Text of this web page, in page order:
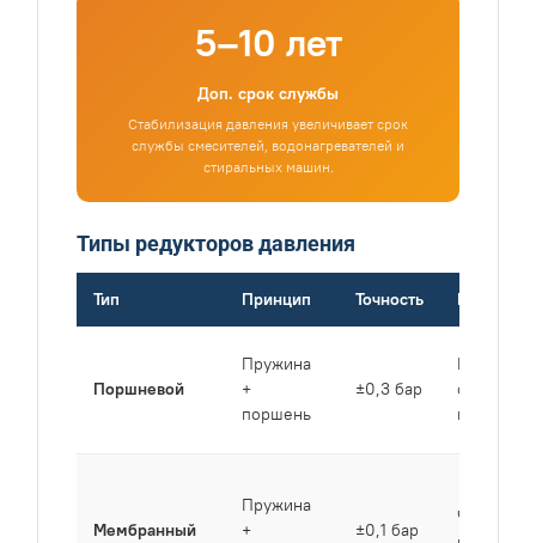
5–10 лет
Доп. срок службы
Стабилизация давления увеличивает срок
службы смесителей, водонагревателей и
стиральных машин.
Типы редукторов давления
Тип Принцип Точность
Поршневой
Пружина
+
поршень
±0,3 бар
Бытовые
системы,
квартиры
Мембранный
Пружина
+
±0,1 бар
Частные